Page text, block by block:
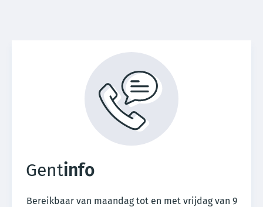
Gentinfo
Bereikbaar van maandag tot en met vrijdag van 9